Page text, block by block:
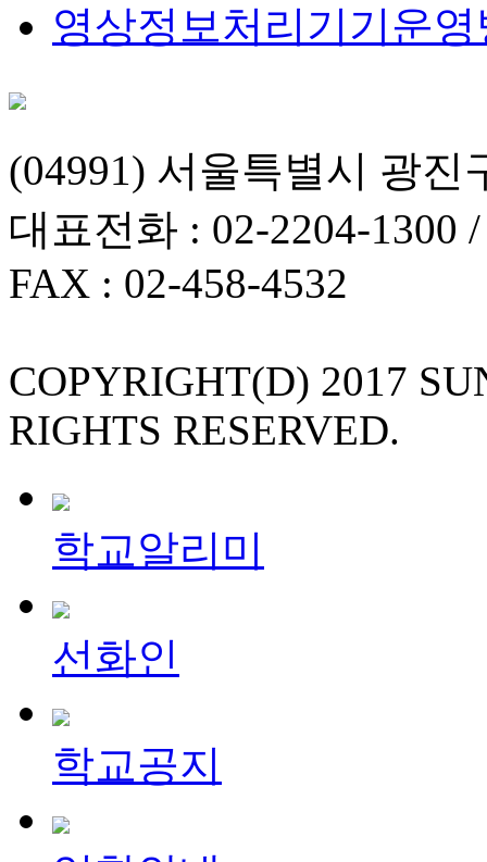
영상정보처리기기운
(04991) 서울특별시 광진
대표전화 : 02-2204-1300
FAX : 02-458-4532
COPYRIGHT(D) 2017
RIGHTS RESERVED.
학교알리미
선화인
학교공지